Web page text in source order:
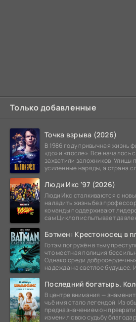
Только добавленные
Точка взрыва (2026)
В 1986 году привычная жизнь
«до» и «после». Все началось
захватили заложников. Улицы
усиленные наряды, а страна
Люди Икс '97 (2026)
Люди Икс сталкиваются с
наладить жизнь без
команды поддерживают
сам Циклоп испытывает
Бэтмен: Крестоносец в
Готэм погружён в тьму
что местная полиция
Однако среди
надежда на светлое будущее.
Последний богатырь.
В центре внимания —
чьё имя стало легендой. Из
предназначением он
изменил свою судьбу